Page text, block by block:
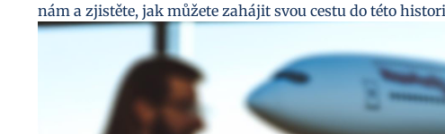
nám a zjistěte, jak můžete zahájit svou cestu do této